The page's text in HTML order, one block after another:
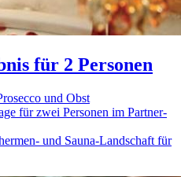
für 2 Personen
und Obst
für zwei Personen im Partner-
und Sauna-Landschaft für